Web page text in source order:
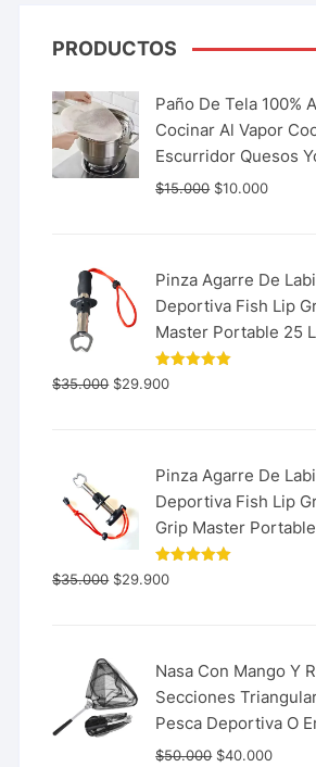
PRODUCTOS
Paño De Tela 100%
Cocinar Al Vapor
Escurridor Quesos
$15.000 $10.000
Pinza Agarre De
Deportiva Fish Lip
Master Portable 25
Valorado
con
$35.000 $29.900
Pinza Agarre De
Deportiva Fish Lip
Grip Master
Valorado
con
$35.000 $29.900
Nasa Con Mango Y
Secciones
Pesca Deportiva O
$50.000 $40.000